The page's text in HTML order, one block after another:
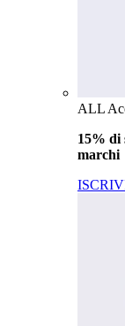
ALL
15% di
marchi